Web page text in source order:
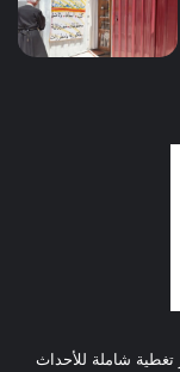
تغطية شاملة للأحداث